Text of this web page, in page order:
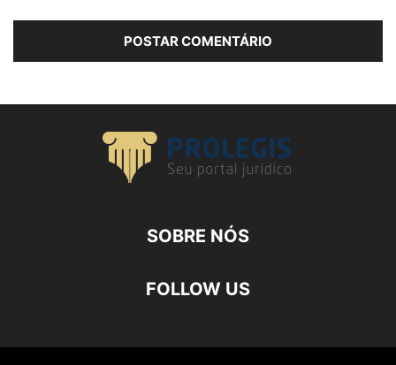
SOBRE NÓS
FOLLOW US